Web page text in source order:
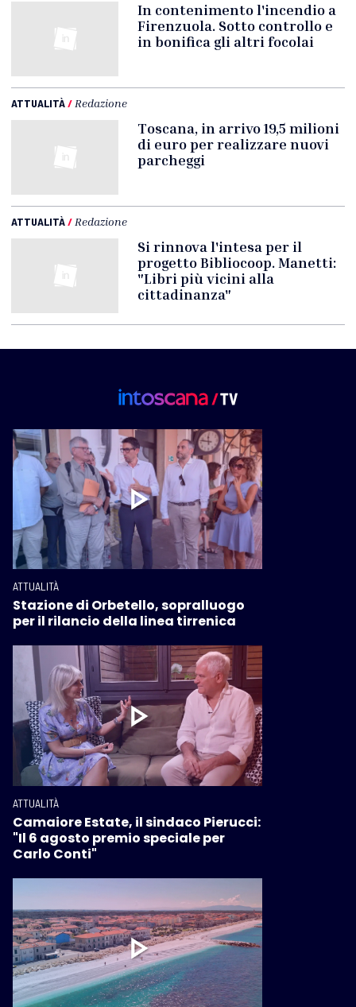
In contenimento l'incendio a
Firenzuola. Sotto controllo e
in bonifica gli altri focolai
ATTUALITÀ/ Redazione
Toscana, in arrivo 19,5 milioni
di euro per realizzare nuovi
parcheggi
ATTUALITÀ/ Redazione
Si rinnova l'intesa per il
progetto Bibliocoop. Manetti:
"Libri più vicini alla
cittadinanza"
ATTUALITÀ
Stazione di Orbetello, sopralluogo
per il rilancio della linea tirrenica
ATTUALITÀ
Camaiore Estate, il sindaco Pierucci:
"Il 6 agosto premio speciale per
Carlo Conti"